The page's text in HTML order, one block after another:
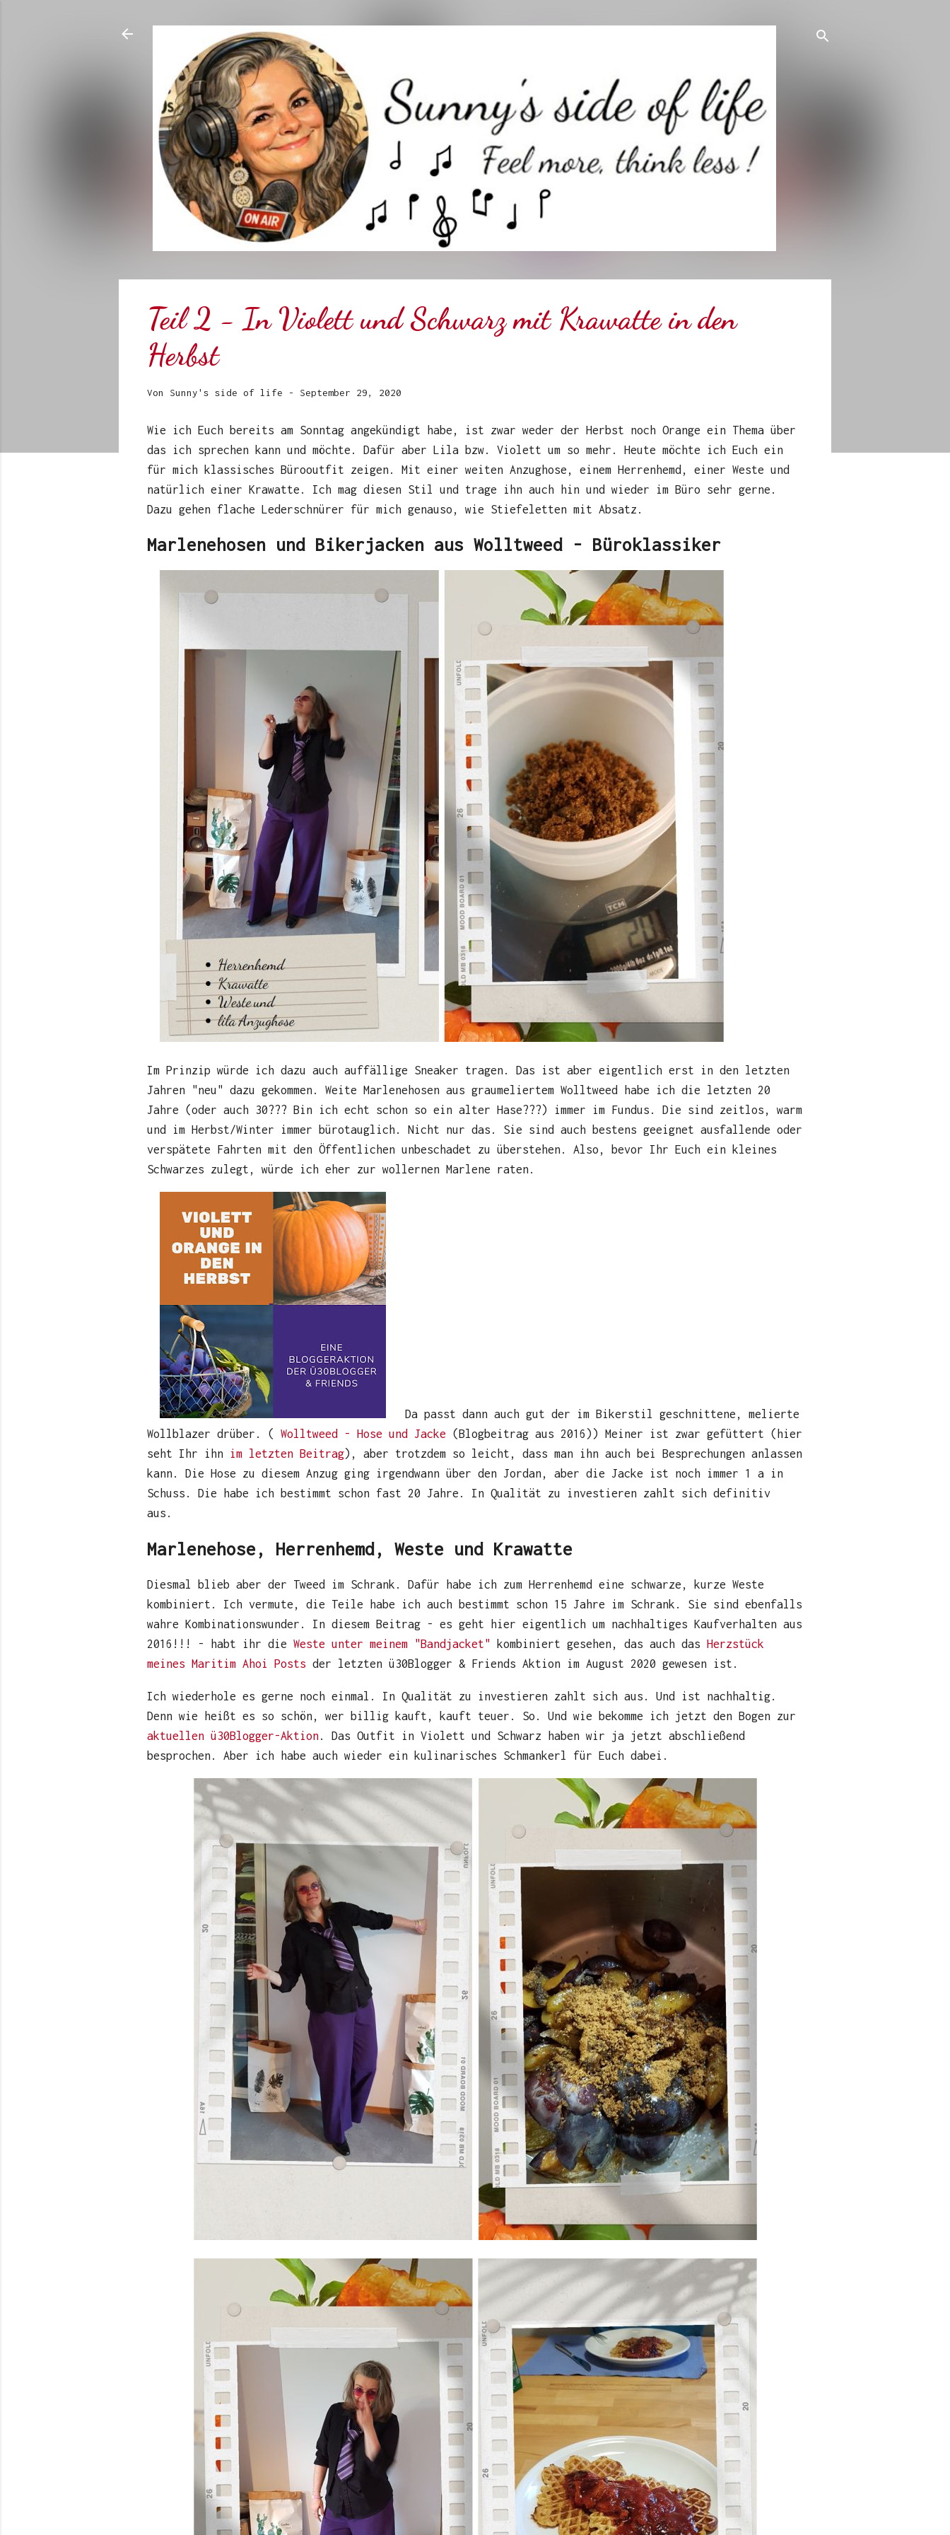
Teil 2 - In Violett und Schwarz mit Krawatte in den
Herbst
Von Sunny's side of life - September 29, 2020
Wie ich Euch bereits am Sonntag angekündigt habe, ist zwar weder der Herbst noch Orange ein Thema über
das ich sprechen kann und möchte. Dafür aber Lila bzw. Violett um so mehr. Heute möchte ich Euch ein
für mich klassisches Bürooutfit zeigen. Mit einer weiten Anzughose, einem Herrenhemd, einer Weste und
natürlich einer Krawatte. Ich mag diesen Stil und trage ihn auch hin und wieder im Büro sehr gerne.
Dazu gehen flache Lederschnürer für mich genauso, wie Stiefeletten mit Absatz.
Marlenehosen und Bikerjacken aus Wolltweed - Büroklassiker
Im Prinzip würde ich dazu auch auffällige Sneaker tragen. Das ist aber eigentlich erst in den letzten
Jahren "neu" dazu gekommen. Weite Marlenehosen aus graumeliertem Wolltweed habe ich die letzten 20
Jahre (oder auch 30??? Bin ich echt schon so ein alter Hase???) immer im Fundus. Die sind zeitlos, warm
und im Herbst/Winter immer bürotauglich. Nicht nur das. Sie sind auch bestens geeignet ausfallende oder
verspätete Fahrten mit den Öffentlichen unbeschadet zu überstehen. Also, bevor Ihr Euch ein kleines
Schwarzes zulegt, würde ich eher zur wollernen Marlene raten.
Da passt dann auch gut der im Bikerstil geschnittene, melierte
Wollblazer drüber. ( Wolltweed - Hose und Jacke (Blogbeitrag aus 2016)) Meiner ist zwar gefüttert (hier
seht Ihr ihn
im letzten Beitrag), aber trotzdem so leicht, dass man ihn auch bei Besprechungen anlassen
kann. Die Hose zu diesem Anzug ging irgendwann über den Jordan, aber die Jacke ist noch immer 1 a in
Schuss. Die habe ich bestimmt schon fast 20 Jahre. In Qualität zu investieren zahlt sich definitiv
aus.
Marlenehose, Herrenhemd, Weste und Krawatte
Diesmal blieb aber der Tweed im Schrank. Dafür habe ich zum Herrenhemd eine schwarze, kurze Weste
kombiniert. Ich vermute, die Teile habe ich auch bestimmt schon 15 Jahre im Schrank. Sie sind ebenfalls
wahre Kombinationswunder. In diesem Beitrag - es geht hier eigentlich um nachhaltiges Kaufverhalten aus
2016!!! - habt ihr die Weste unter meinem "Bandjacket" kombiniert gesehen, das auch das Herzstück
meines Maritim Ahoi Posts der letzten ü30Blogger & Friends Aktion im August 2020 gewesen ist.
Ich wiederhole es gerne noch einmal. In Qualität zu investieren zahlt sich aus. Und ist nachhaltig.
Denn wie heißt es so schön, wer billig kauft, kauft teuer. So. Und wie bekomme ich jetzt den Bogen zur
aktuellen ü30Blogger-Aktion. Das Outfit in Violett und Schwarz haben wir ja jetzt abschließend
besprochen. Aber ich habe auch wieder ein kulinarisches Schmankerl für Euch dabei.